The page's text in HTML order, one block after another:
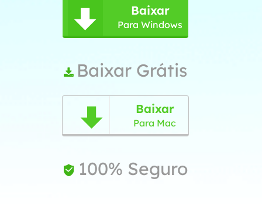
 Baixar
Para Windows
 Baixar Grátis
 Baixar
Para Mac
 100% Seguro